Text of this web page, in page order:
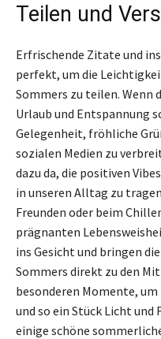
Teilen und
Erfrischende Zitate und
perfekt, um die
Sommers zu teilen. Wenn
Urlaub und Entspannung
Gelegenheit, fröhliche
sozialen Medien zu
dazu da, die positiven
in unseren Alltag zu
Freunden oder beim
prägnanten
ins Gesicht und bringen
Sommers direkt zu den
besonderen Momente,
und so ein Stück Licht und
einige schöne